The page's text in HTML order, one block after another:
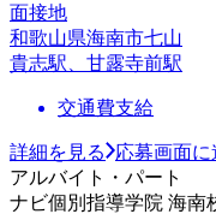
面接地
和歌山県海南市七山
貴志駅、甘露寺前駅
交通費支給
詳細を見る
応募画面に
アルバイト・パート
ナビ個別指導学院 海南